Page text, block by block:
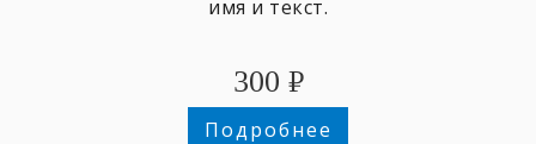
имя и текст.
300 ₽
Подробнее